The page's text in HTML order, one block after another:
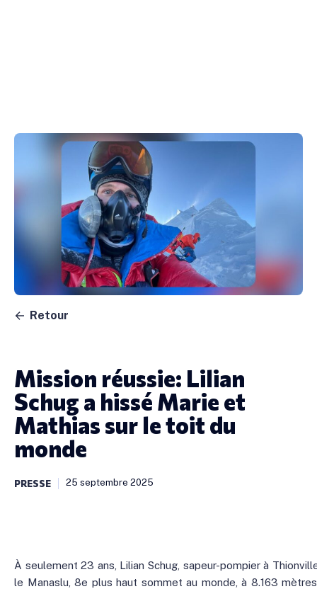
Retour
Mission réussie: Lilian
Schug a hissé Marie et
Mathias sur le toit du
monde
PRESSE 25 septembre 2025
À seulement 23 ans, Lilian Schug, sapeur-pompier à
le Manaslu, 8e plus haut sommet au monde, à 8.163